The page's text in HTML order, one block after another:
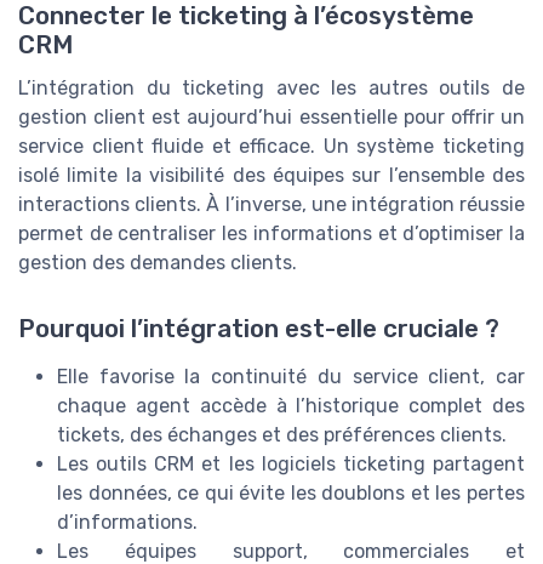
Connecter le ticketing à l’écosystème
CRM
L’intégration du ticketing avec les autres outils de
gestion client est aujourd’hui essentielle pour offrir un
service client fluide et efficace. Un système ticketing
isolé limite la visibilité des équipes sur l’ensemble des
interactions clients. À l’inverse, une intégration réussie
permet de centraliser les informations et d’optimiser la
gestion des demandes clients.
Pourquoi l’intégration est-elle cruciale ?
Elle favorise la continuité du service client, car
chaque agent accède à l’historique complet des
tickets, des échanges et des préférences clients.
Les outils CRM et les logiciels ticketing partagent
les données, ce qui évite les doublons et les pertes
d’informations.
Les équipes support, commerciales et